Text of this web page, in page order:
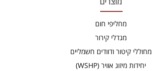
מחליפי חום
מגדלי קירור
מחוללי קיטור ודוודים חשמליים
יחידות מיזוג אוויר (WSHP)